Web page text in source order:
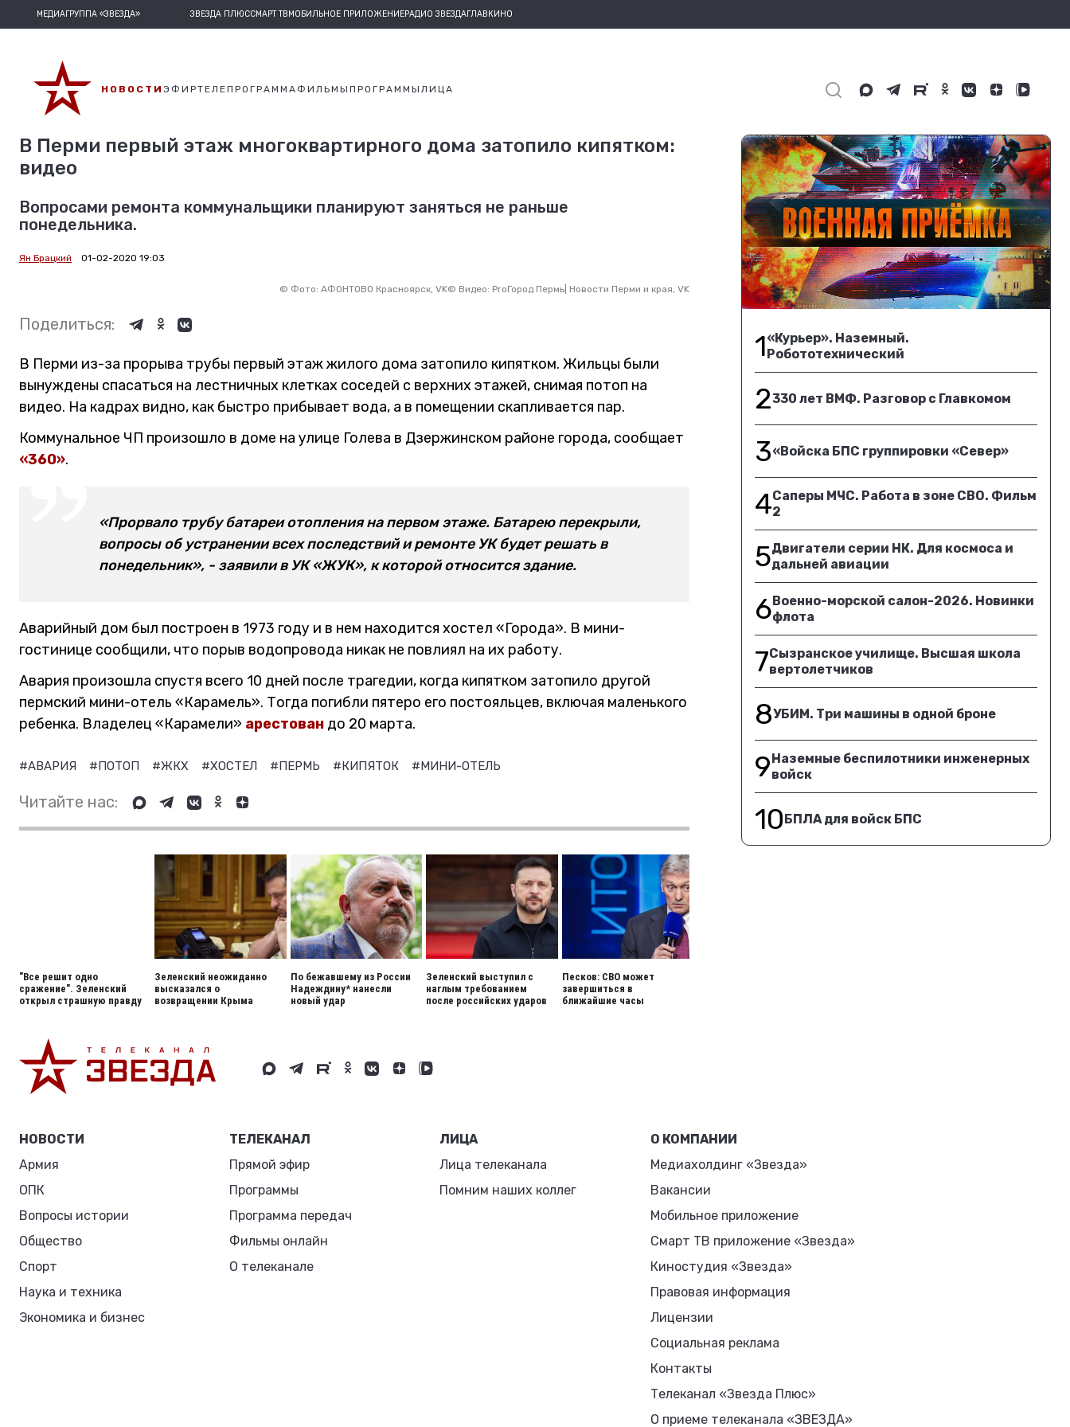
МЕДИАГРУППА «ЗВЕЗДА» ЗВЕЗДА ПЛЮССМАРТ ТВМОБИЛЬНОЕ ПРИЛОЖЕНИЕРАДИО ЗВЕЗДАГЛАВКИНО
НОВОСТИ ЭФИРТЕЛЕПРОГРАММАФИЛЬМЫ ПРОГРАММЫ ЛИЦА
В Перми первый этаж многоквартирного дома затопило кипятком:
видео
Вопросами ремонта коммунальщики планируют заняться не раньше
понедельника.
Ян Брацкий 01-02-2020 19:03
© Фото: АФОНТОВО Красноярск, VK© Видео: ProГород Пермь| Новости Перми и края, VK
Поделиться:
В Перми из-за прорыва трубы первый этаж жилого дома затопило кипятком. Жильцы были
вынуждены спасаться на лестничных клетках соседей с верхних этажей, снимая потоп на
видео. На кадрах видно, как быстро прибывает вода, а в помещении скапливается пар.
Коммунальное ЧП произошло в доме на улице Голева в Дзержинском районе города, сообщает
«360».
«Прорвало трубу батареи отопления на первом этаже. Батарею перекрыли,
вопросы об устранении всех последствий и ремонте УК будет решать в
понедельник», - заявили в УК «ЖУК», к которой относится здание.
Аварийный дом был построен в 1973 году и в нем находится хостел «Города». В мини-
гостинице сообщили, что порыв водопровода никак не повлиял на их работу.
Авария произошла спустя всего 10 дней после трагедии, когда кипятком затопило другой
пермский мини-отель «Карамель». Тогда погибли пятеро его постояльцев, включая маленького
ребенка. Владелец «Карамели» арестован до 20 марта.
#АВАРИЯ #ПОТОП #ЖКХ #ХОСТЕЛ #ПЕРМЬ #КИПЯТОК #МИНИ-ОТЕЛЬ
Читайте нас:
"Все решит одно
сражение". Зеленский
открыл страшную правду
Зеленский неожиданно
высказался о
возвращении Крыма
По бежавшему из России
Надеждину* нанесли
новый удар
Зеленский выступил с
наглым требованием
после российских ударов
Песков: СВО может
завершиться в
ближайшие часы
1«Курьер». Наземный.
Робототехнический
2330 лет ВМФ. Разговор с Главкомом
3«Войска БПС группировки «Север»
4Саперы МЧС. Работа в зоне СВО. Фильм
2
5Двигатели серии НК. Для космоса и
дальней авиации
6Военно-морской салон-2026. Новинки
флота
7Сызранское училище. Высшая школа
вертолетчиков
8УБИМ. Три машины в одной броне
9Наземные беспилотники инженерных
войск
10БПЛА для войск БПС
НОВОСТИ
Армия
ОПК
Вопросы истории
Общество
Спорт
Наука и техника
Экономика и бизнес
ТЕЛЕКАНАЛ
Прямой эфир
Программы
Программа передач
Фильмы онлайн
О телеканале
ЛИЦА
Лица телеканала
Помним наших коллег
О КОМПАНИИ
Медиахолдинг «Звезда»
Вакансии
Мобильное приложение
Смарт ТВ приложение «Звезда»
Киностудия «Звезда»
Правовая информация
Лицензии
Социальная реклама
Контакты
Телеканал «Звезда Плюс»
О приеме телеканала «ЗВЕЗДА»